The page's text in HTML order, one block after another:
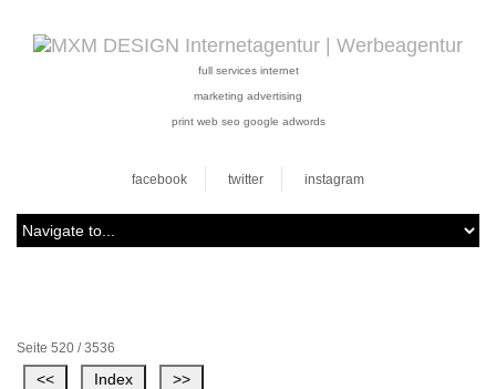
full services internet
marketing advertising
print web seo google adwords
facebook twitter instagram
Seite 520 / 3536